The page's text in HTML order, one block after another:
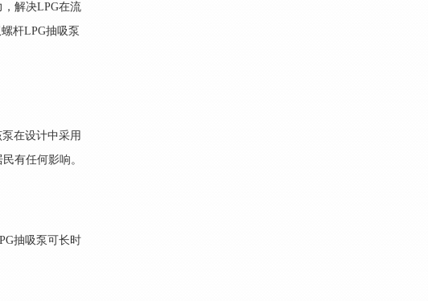
解决LPG在流
杆LPG抽吸泵
在设计中采用
有任何影响。
抽吸泵可长时